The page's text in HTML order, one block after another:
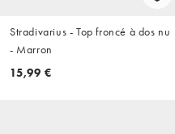
Stradivarius - Top froncé à dos nu
- Marron
15,99 €